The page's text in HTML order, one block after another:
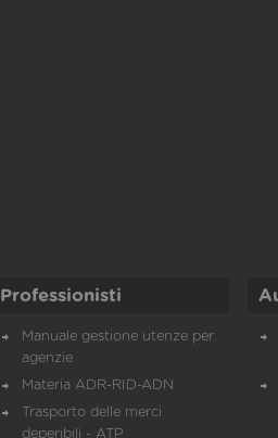
Professionisti
Manuale gestione utenze per
agenzie
Materia ADR-RID-ADN
Trasporto delle merci
deperibili - ATP